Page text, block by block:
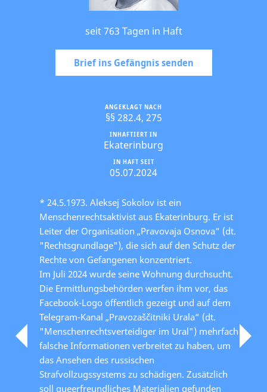
seit 763 Tagen in Haft
Brief ins Gefängnis senden
IN HAFT SEIT
05.07.2024
INHAFTIERT IN
Ekaterinburg
ANGEKLAGT NACH
§§ 282.4, 275
* 24.5.1973. Aleksej Sokolov ist ein
Menschenrechtsaktivist aus Ekaterinburg. Er ist
Leiter der Organisation „Pravovaja Osnova“ (dt.
"Rechtsgrundlage"), die sich auf den Schutz der
Rechte von Gefangenen konzentriert.
Im Juli 2024 wurde seine Wohnung durchsucht.
Die Ermittlungsbehörden werfen ihm vor, das
Facebook-Logo öffentlich gezeigt und auf dem
Telegram-Kanal „Pravozaščitniki Urala“ (dt.
"Menschenrechtsverteidiger im Ural") mehrfach
falsche Informationen verbreitet zu haben, um
das Ansehen des russischen
Strafvollzugssystems zu schädigen. Zusätzlich
soll queerfreundliches Materialien gefunden